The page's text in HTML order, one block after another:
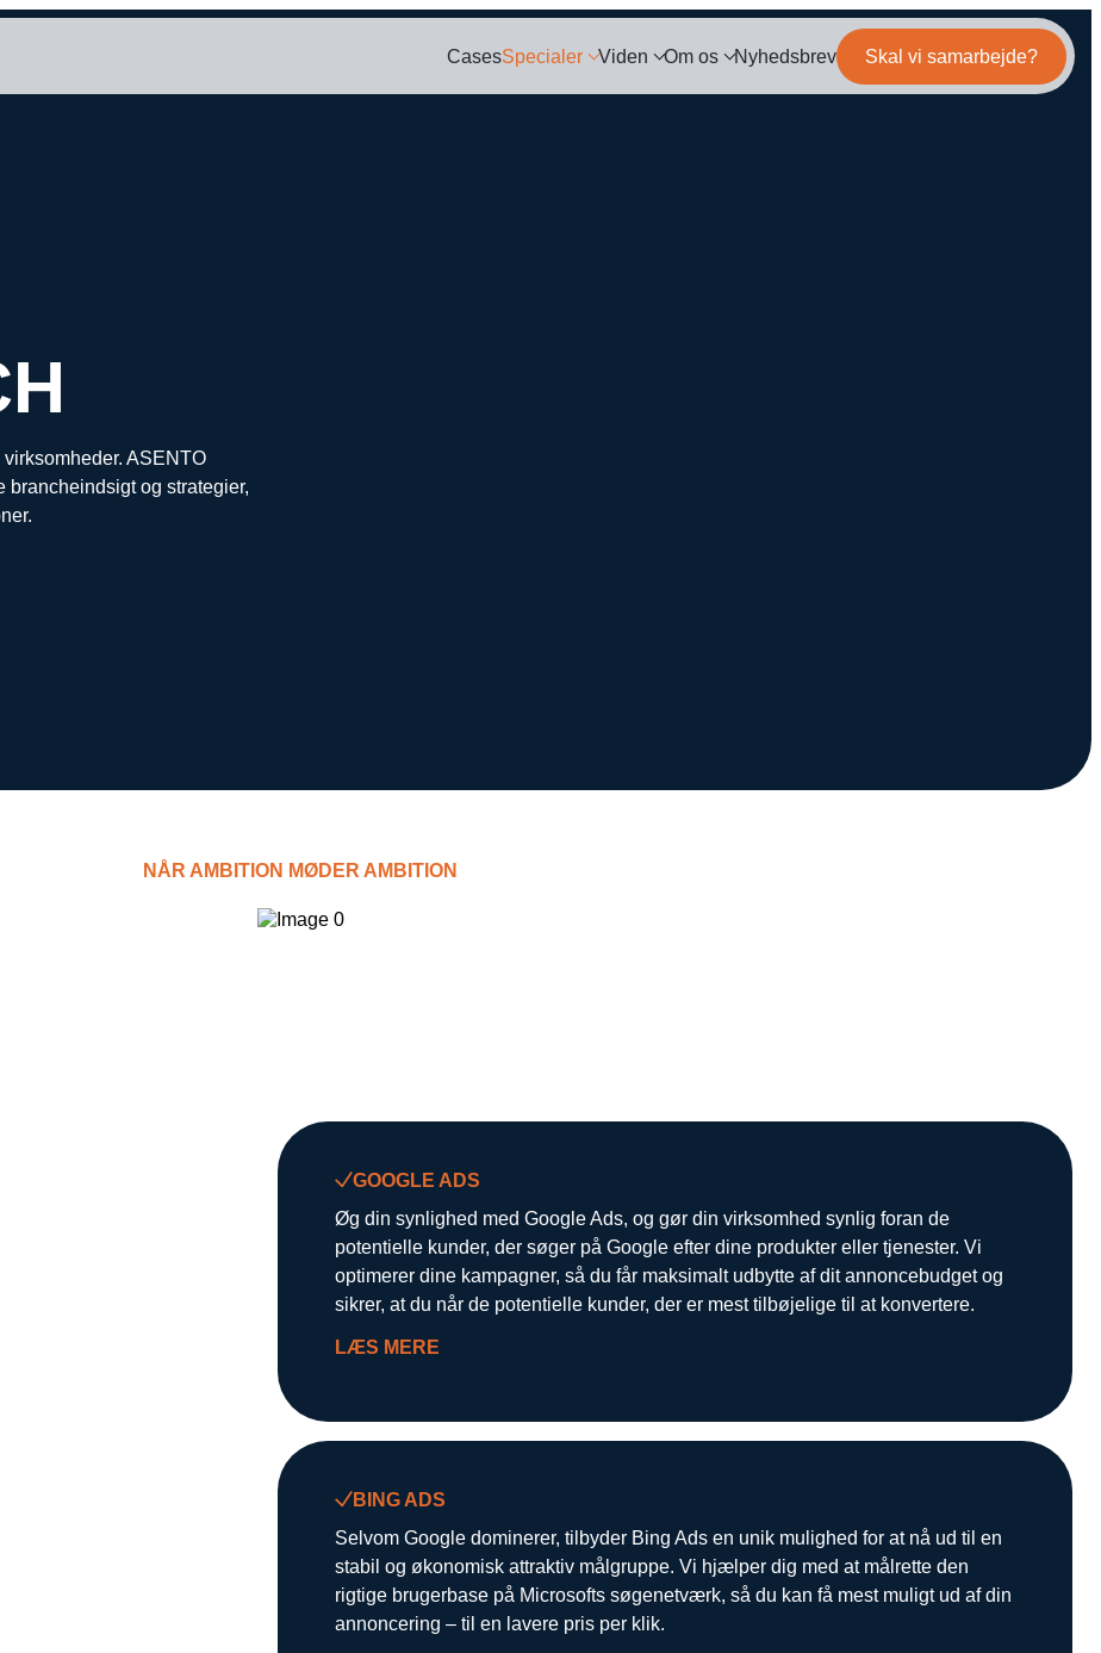
CasesSpecialer Viden Om os Nyhedsbrev Skal vi samarbejde?
ASENTO
brancheindsigt og strategier,
NÅR AMBITION MØDER AMBITION
GOOGLE ADS
Øg din synlighed med Google Ads, og gør din virksomhed synlig foran de
potentielle kunder, der søger på Google efter dine produkter eller tjenester. Vi
optimerer dine kampagner, så du får maksimalt udbytte af dit annoncebudget og
sikrer, at du når de potentielle kunder, der er mest tilbøjelige til at konvertere.
LÆS MERE
BING ADS
Selvom Google dominerer, tilbyder Bing Ads en unik mulighed for at nå ud til en
stabil og økonomisk attraktiv målgruppe. Vi hjælper dig med at målrette den
rigtige brugerbase på Microsofts søgenetværk, så du kan få mest muligt ud af din
annoncering – til en lavere pris per klik.